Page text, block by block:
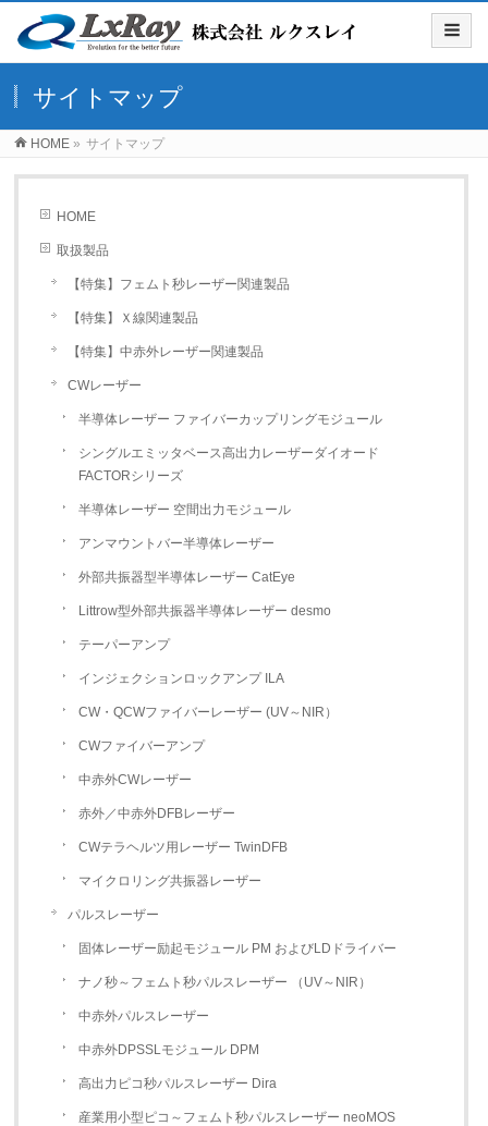
サイトマップ
HOME » サイトマップ
HOME
取扱製品
【特集】フェムト秒レーザー関連製品
【特集】Ｘ線関連製品
【特集】中赤外レーザー関連製品
CWレーザー
半導体レーザー ファイバーカップリングモジュール
シングルエミッタベース高出力レーザーダイオード
FACTORシリーズ
半導体レーザー 空間出力モジュール
アンマウントバー半導体レーザー
外部共振器型半導体レーザー CatEye
Littrow型外部共振器半導体レーザー desmo
テーパーアンプ
インジェクションロックアンプ ILA
CW・QCWファイバーレーザー (UV～NIR）
CWファイバーアンプ
中赤外CWレーザー
赤外／中赤外DFBレーザー
CWテラヘルツ用レーザー TwinDFB
マイクロリング共振器レーザー
パルスレーザー
固体レーザー励起モジュール PM およびLDドライバー
ナノ秒～フェムト秒パルスレーザー （UV～NIR）
中赤外パルスレーザー
中赤外DPSSLモジュール DPM
高出力ピコ秒パルスレーザー Dira
産業用小型ピコ～フェムト秒パルスレーザー neoMOS